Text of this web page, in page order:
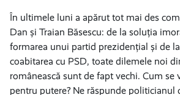
În ultimele luni a apărut tot mai des
Dan și Traian Băsescu: de la soluția
formarea unui partid prezidențial și de
coabitarea cu PSD, toate dilemele noi
românească sunt de fapt vechi. Cum se
pentru putere? Ne răspunde politicianul